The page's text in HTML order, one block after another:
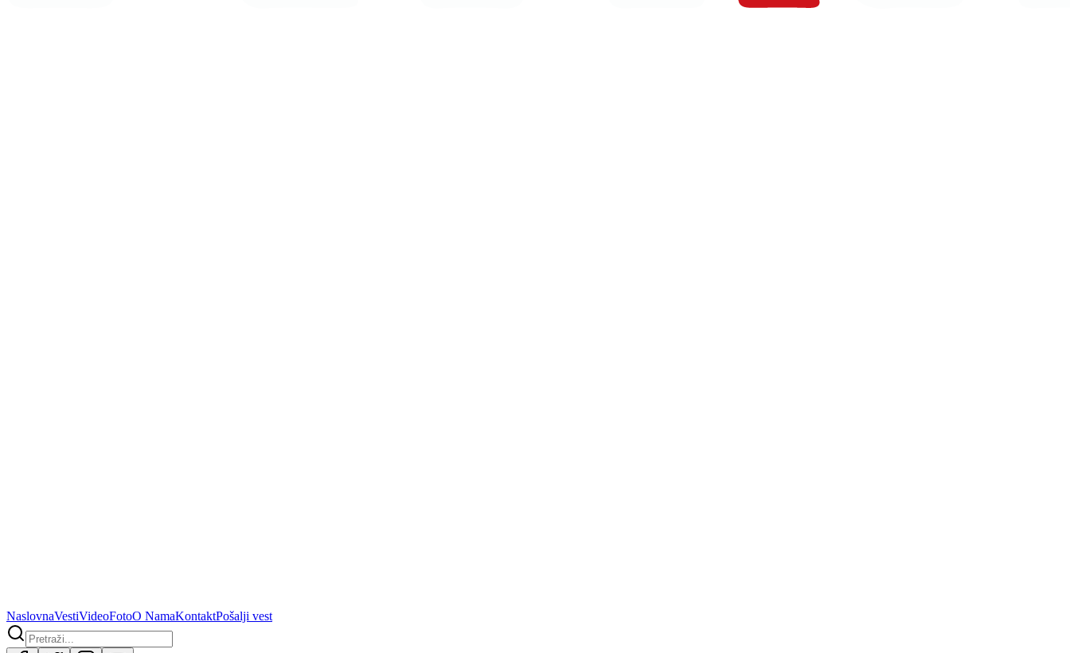
NaslovnaVestiVideoFotoO NamaKontaktPošalji vest